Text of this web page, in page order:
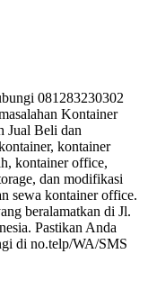
081283230302
Kontainer
Jual Beli dan
kontainer
kontainer office,
dan modifikasi
sewa kontainer office.
beralamatkan di Jl.
Pastikan Anda
di no.telp/WA/SMS